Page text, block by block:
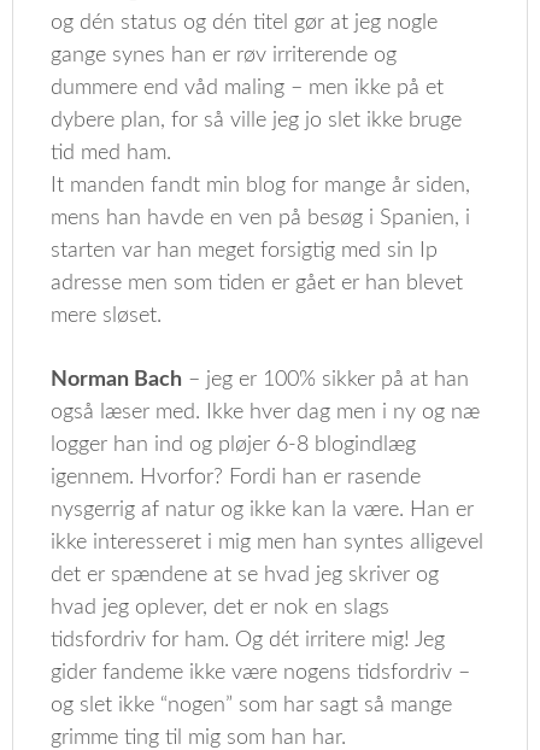
og dén status og dén titel gør at jeg nogle
gange synes han er røv irriterende og
dummere end våd maling – men ikke på et
dybere plan, for så ville jeg jo slet ikke bruge
tid med ham.
It manden fandt min blog for mange år siden,
mens han havde en ven på besøg i Spanien, i
starten var han meget forsigtig med sin Ip
adresse men som tiden er gået er han blevet
mere sløset.
Norman Bach – jeg er 100% sikker på at han
også læser med. Ikke hver dag men i ny og næ
logger han ind og pløjer 6-8 blogindlæg
igennem. Hvorfor? Fordi han er rasende
nysgerrig af natur og ikke kan la være. Han er
ikke interesseret i mig men han syntes alligevel
det er spændene at se hvad jeg skriver og
hvad jeg oplever, det er nok en slags
tidsfordriv for ham. Og dét irritere mig! Jeg
gider fandeme ikke være nogens tidsfordriv –
og slet ikke “nogen” som har sagt så mange
grimme ting til mig som han har.